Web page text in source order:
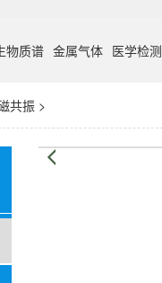
物质谱 金属气体 医学检测
共振 >